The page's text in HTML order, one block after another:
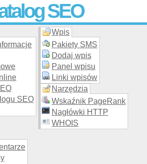
SEO
promocja stron WWW –
katalogu za darmo!
SEO
Wpis
Pakiety SMS
Dodaj wpis
Panel wpisu
Linki wpisów
Narzędzia
Wskaźnik PageRank
Nagłówki HTTP
WHOIS